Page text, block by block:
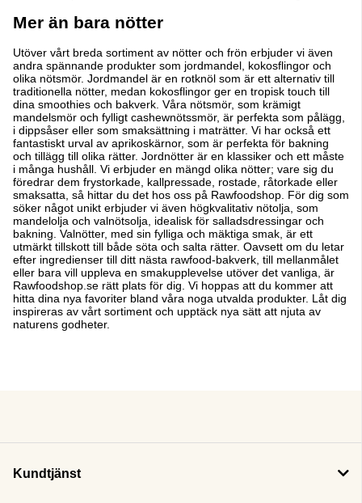
Mer än bara nötter
Utöver vårt breda sortiment av nötter och frön erbjuder vi även
andra spännande produkter som jordmandel, kokosflingor och
olika nötsmör. Jordmandel är en rotknöl som är ett alternativ till
traditionella nötter, medan kokosflingor ger en tropisk touch till
dina smoothies och bakverk. Våra nötsmör, som krämigt
mandelsmör och fylligt cashewnötssmör, är perfekta som pålägg,
i dippsåser eller som smaksättning i maträtter. Vi har också ett
fantastiskt urval av aprikoskärnor, som är perfekta för bakning
och tillägg till olika rätter. Jordnötter är en klassiker och ett måste
i många hushåll. Vi erbjuder en mängd olika nötter; vare sig du
föredrar dem frystorkade, kallpressade, rostade, råtorkade eller
smaksatta, så hittar du det hos oss på Rawfoodshop. För dig som
söker något unikt erbjuder vi även högkvalitativ nötolja, som
mandelolja och valnötsolja, idealisk för salladsdressingar och
bakning. Valnötter, med sin fylliga och mäktiga smak, är ett
utmärkt tillskott till både söta och salta rätter. Oavsett om du letar
efter ingredienser till ditt nästa rawfood-bakverk, till mellanmålet
eller bara vill uppleva en smakupplevelse utöver det vanliga, är
Rawfoodshop.se rätt plats för dig. Vi hoppas att du kommer att
hitta dina nya favoriter bland våra noga utvalda produkter. Låt dig
inspireras av vårt sortiment och upptäck nya sätt att njuta av
naturens godheter.
Kundtjänst